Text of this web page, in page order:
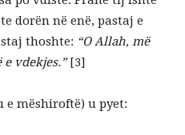
dorën në enë, pastaj e
thoshte: “O Allah, më
vdekjes.”[3]
mëshiroftë) u pyet: